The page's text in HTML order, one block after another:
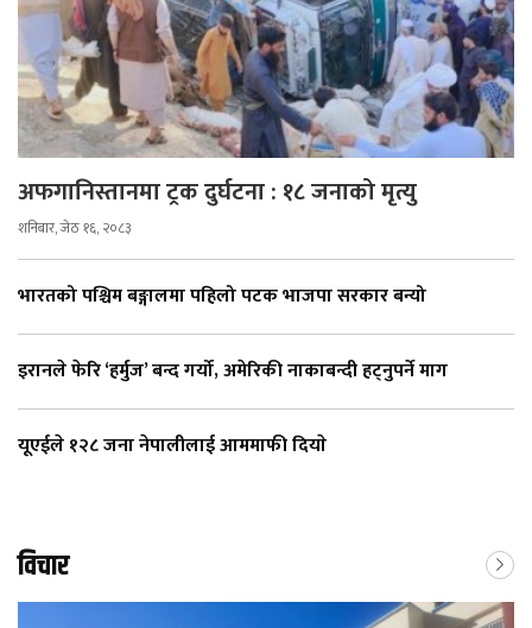
अफगानिस्तानमा ट्रक दुर्घटना : १८ जनाको मृत्यु
शनिबार, जेठ १६, २०८३
भारतको पश्चिम बङ्गालमा पहिलो पटक भाजपा सरकार बन्यो
इरानले फेरि ‘हर्मुज’ बन्द गर्यो, अमेरिकी नाकाबन्दी हट्नुपर्ने माग
यूएईले १२८ जना नेपालीलाई आममाफी दियाे
विचार